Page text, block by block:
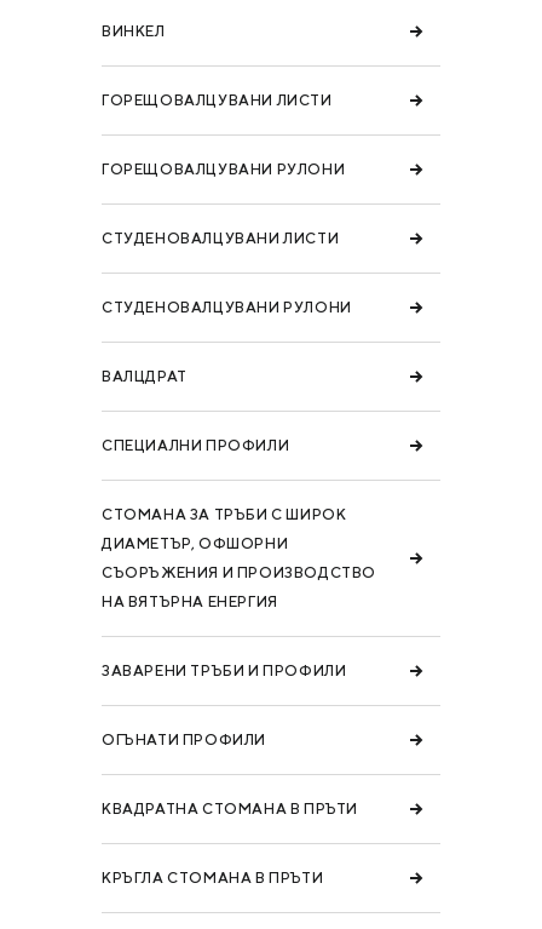
ВИНКЕЛ
ГОРЕЩОВАЛЦУВАНИ ЛИСТИ
ГОРЕЩОВАЛЦУВАНИ РУЛОНИ
СТУДЕНОВАЛЦУВАНИ ЛИСТИ
СТУДЕНОВАЛЦУВАНИ РУЛОНИ
ВАЛЦДРАТ
СПЕЦИАЛНИ ПРОФИЛИ
СТОМАНА ЗА ТРЪБИ С ШИРОК
ДИАМЕТЪР, ОФШОРНИ
СЪОРЪЖЕНИЯ И ПРОИЗВОДСТВО
НА ВЯТЪРНА ЕНЕРГИЯ
ЗАВАРЕНИ ТРЪБИ И ПРОФИЛИ
ОГЪНАТИ ПРОФИЛИ
КВАДРАТНА СТОМАНА В ПРЪТИ
КРЪГЛА СТОМАНА В ПРЪТИ